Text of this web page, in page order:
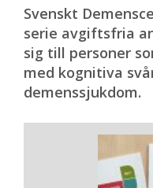
Svenskt
serie avgiftsfria
sig till personer
med kognitiva
demenssjukdom.